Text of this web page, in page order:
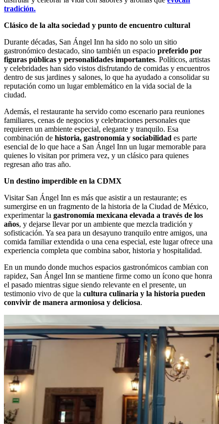
tradición.
Clásico de la alta sociedad y punto de encuentro cultural
Durante décadas, San Ángel Inn ha sido no solo un sitio
gastronómico destacado, sino también un espacio preferido por
figuras públicas y personalidades importantes. Políticos, artistas
y celebridades han sido vistos disfrutando de comidas y encuentros
dentro de sus jardines y salones, lo que ha ayudado a consolidar su
reputación como un lugar emblemático en la vida social de la
ciudad.
Además, el restaurante ha servido como escenario para reuniones
familiares, cenas de negocios y celebraciones personales que
requieren un ambiente especial, elegante y tranquilo. Esa
combinación de historia, gastronomía y sociabilidad es parte
esencial de lo que hace a San Ángel Inn un lugar memorable para
quienes lo visitan por primera vez, y un clásico para quienes
regresan año tras año.
Un destino imperdible en la CDMX
Visitar San Ángel Inn es más que asistir a un restaurante; es
sumergirse en un fragmento de la historia de la Ciudad de México,
experimentar la gastronomía mexicana elevada a través de los
años, y dejarse llevar por un ambiente que mezcla tradición y
sofisticación. Ya sea para un desayuno tranquilo entre amigos, una
comida familiar extendida o una cena especial, este lugar ofrece una
experiencia completa que combina sabor, historia y hospitalidad.
En un mundo donde muchos espacios gastronómicos cambian con
rapidez, San Ángel Inn se mantiene firme como un ícono que honra
el pasado mientras sigue siendo relevante en el presente, un
testimonio vivo de que la cultura culinaria y la historia pueden
convivir de manera armoniosa y deliciosa.